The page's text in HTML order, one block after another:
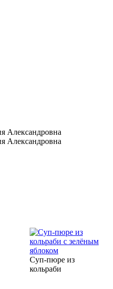
Суп-пюре из
кольраби